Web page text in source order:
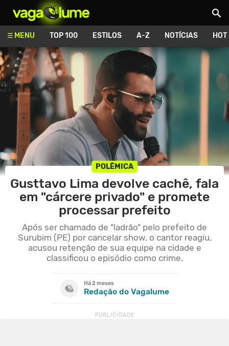
MENU TOP 100 ESTILOS A-Z NOTÍCIAS
POLÊMICA
Gusttavo Lima devolve cachê, fala
em "cárcere privado" e promete
processar prefeito
Após ser chamado de "ladrão" pelo prefeito de
Surubim (PE) por cancelar show, o cantor reagiu,
acusou retenção de sua equipe na cidade e
classificou o episódio como crime.
Há 2 meses
Redação do Vagalume